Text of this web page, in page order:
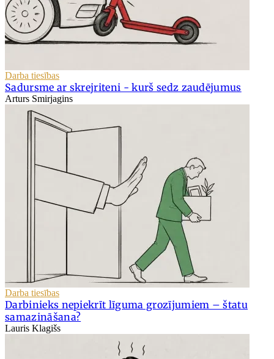
Darba tiesības
Sadursme ar skrejriteni - kurš sedz zaudējumus
Arturs Smirjagins
Darba tiesības
Darbinieks nepiekrīt līguma grozījumiem – štatu
samazināšana?
Lauris Klagišs